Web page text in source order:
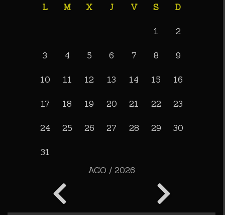
L M X J V S D
1 2
3 4 5 6 7 8 9
10 11 12 13 14 15 16
17 18 19 20 21 22 23
24 25 26 27 28 29 30
31
AGO / 2026